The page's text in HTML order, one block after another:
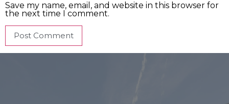
Save my name, email, and website in this browser for
the next time I comment.